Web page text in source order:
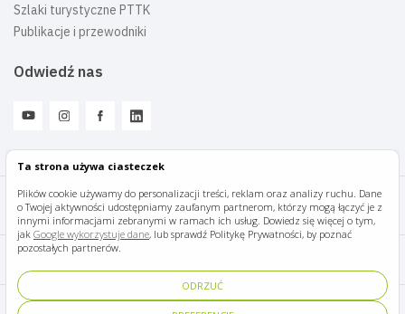
Ta strona używa ciasteczek
Plików cookie używamy do personalizacji treści, reklam oraz analizy ruchu. Dane
o Twojej aktywności udostępniamy zaufanym partnerom, którzy mogą łączyć je z
innymi informacjami zebranymi w ramach ich usług. Dowiedz się więcej o tym,
jak Google wykorzystuje dane, lub sprawdź Politykę Prywatności, by poznać
pozostałych partnerów.
ODRZUĆ
Szlaki turystyczne PTTK
Publikacje i przewodniki
Odwiedź nas
Mazury Travel © 2026
Polityka prywatności